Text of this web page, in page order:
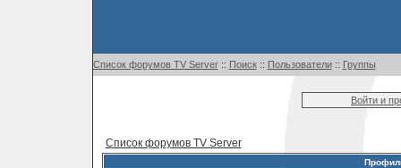
Список форумов TV Server:: Поиск:: Пользователи:: Группы
Войти и
Список форумов TV Server